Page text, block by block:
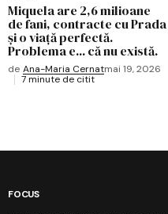
Miquela are 2,6 milioane
de fani, contracte cu Prada
și o viață perfectă.
Problema e... că nu există.
de Ana-Maria Cernatmai 19, 2026
7 minute de citit
FOCUS